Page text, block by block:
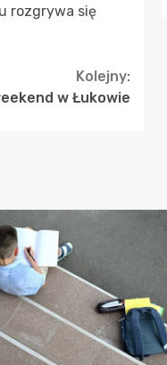
rozgrywa się
Kolejny:
w Łukowie